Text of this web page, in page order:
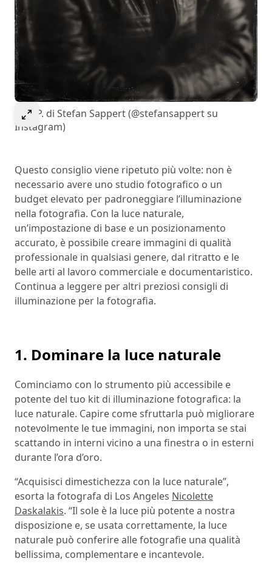
Select to expand image
Max P. di Stefan Sappert (@stefansappert su
Instagram)
Questo consiglio viene ripetuto più volte: non è
necessario avere uno studio fotografico o un
budget elevato per padroneggiare l’illuminazione
nella fotografia. Con la luce naturale,
un’impostazione di base e un posizionamento
accurato, è possibile creare immagini di qualità
professionale in qualsiasi genere, dal ritratto e le
belle arti al lavoro commerciale e documentaristico.
Continua a leggere per altri preziosi consigli di
illuminazione per la fotografia.
1. Dominare la luce naturale
Cominciamo con lo strumento più accessibile e
potente del tuo kit di illuminazione fotografica: la
luce naturale. Capire come sfruttarla può migliorare
notevolmente le tue immagini, non importa se stai
scattando in interni vicino a una finestra o in esterni
durante l’ora d’oro.
“Acquisisci dimestichezza con la luce naturale”,
esorta la fotografa di Los Angeles Nicolette
Daskalakis. “Il sole è la luce più potente a nostra
disposizione e, se usata correttamente, la luce
naturale può conferire alle fotografie una qualità
bellissima, complementare e incantevole.